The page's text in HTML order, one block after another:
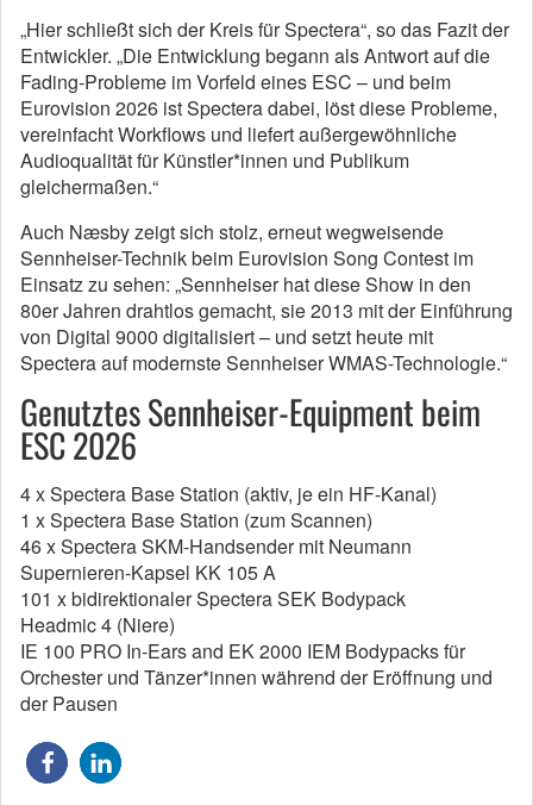
„Hier schließt sich der Kreis für Spectera“, so das Fazit der
Entwickler. „Die Entwicklung begann als Antwort auf die
Fading-Probleme im Vorfeld eines ESC – und beim
Eurovision 2026 ist Spectera dabei, löst diese Probleme,
vereinfacht Workflows und liefert außergewöhnliche
Audioqualität für Künstler*innen und Publikum
gleichermaßen.“
Auch Næsby zeigt sich stolz, erneut wegweisende
Sennheiser-Technik beim Eurovision Song Contest im
Einsatz zu sehen: „Sennheiser hat diese Show in den
80er Jahren drahtlos gemacht, sie 2013 mit der Einführung
von Digital 9000 digitalisiert – und setzt heute mit
Spectera auf modernste Sennheiser WMAS-Technologie.“
Genutztes Sennheiser-Equipment beim
ESC 2026
4 x Spectera Base Station (aktiv, je ein HF-Kanal)
1 x Spectera Base Station (zum Scannen)
46 x Spectera SKM-Handsender mit Neumann
Supernieren-Kapsel KK 105 A
101 x bidirektionaler Spectera SEK Bodypack
Headmic 4 (Niere)
IE 100 PRO In-Ears and EK 2000 IEM Bodypacks für
Orchester und Tänzer*innen während der Eröffnung und
der Pausen